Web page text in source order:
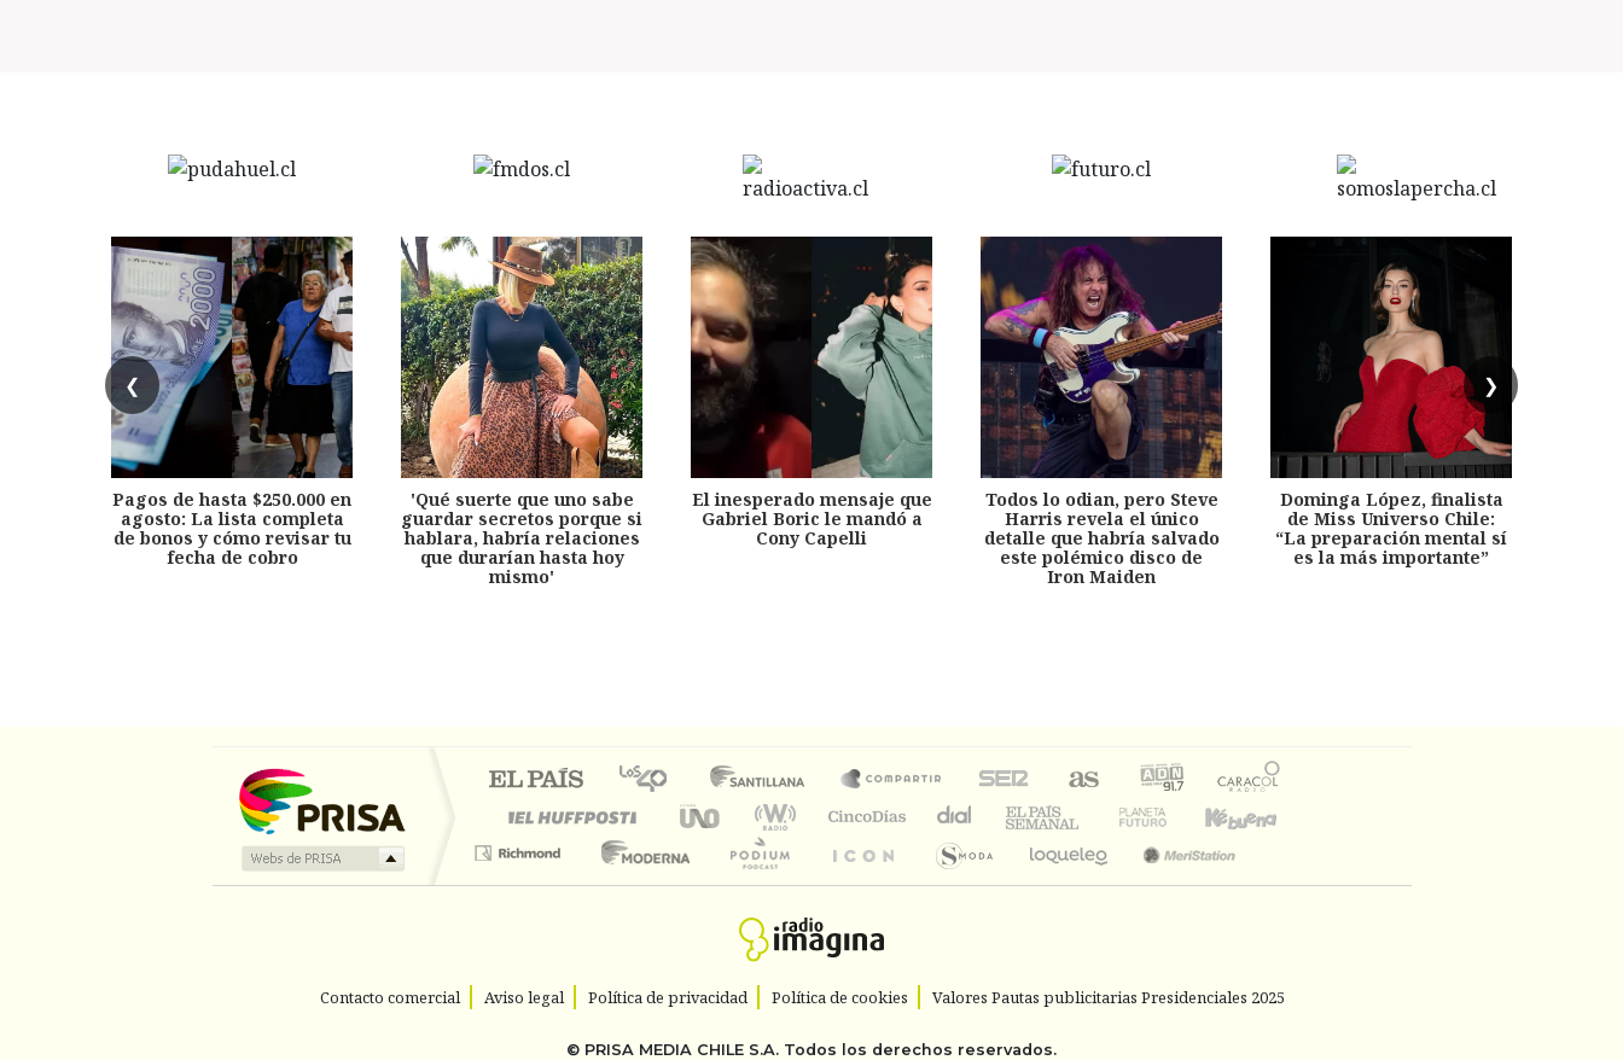
❮ ❯
Pagos de hasta $250.000 en
agosto: La lista completa
de bonos y cómo revisar tu
fecha de cobro
'Qué suerte que uno sabe
guardar secretos porque si
hablara, habría relaciones
que durarían hasta hoy
mismo'
El inesperado mensaje que
Gabriel Boric le mandó a
Cony Capelli
Todos lo odian, pero Steve
Harris revela el único
detalle que habría salvado
este polémico disco de
Iron Maiden
Dominga López, finalista
de Miss Universo Chile:
“La preparación mental sí
es la más importante”
Contacto comercial Aviso legal Política de privacidad Política de cookies Valores Pautas publicitarias Presidenciales 2025
© PRISA MEDIA CHILE S.A. Todos los derechos reservados.